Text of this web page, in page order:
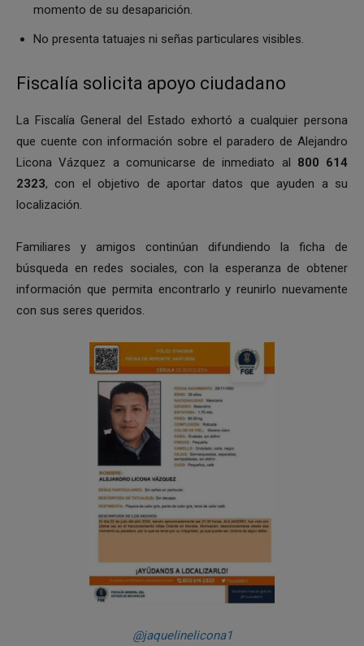
momento de su desaparición.
No presenta tatuajes ni señas particulares visibles.
Fiscalía solicita apoyo ciudadano
La Fiscalía General del Estado exhortó a cualquier persona
que cuente con información sobre el paradero de Alejandro
Licona Vázquez a comunicarse de inmediato al 800 614
2323, con el objetivo de aportar datos que ayuden a su
localización.
Familiares y amigos continúan difundiendo la ficha de
búsqueda en redes sociales, con la esperanza de obtener
información que permita encontrarlo y reunirlo nuevamente
con sus seres queridos.
@jaquelinelicona1